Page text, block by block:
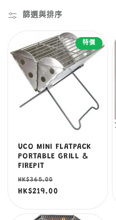
系
列
篩選與排序
特價
UCO MINI FLATPACK
PORTABLE GRILL &
FIREPIT
定
價
HK$365.00
HK$219.00